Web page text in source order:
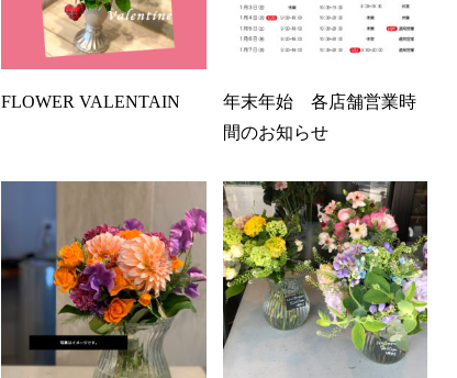
FLOWER VALENTAIN
年末年始 各店舗営業時
間のお知らせ